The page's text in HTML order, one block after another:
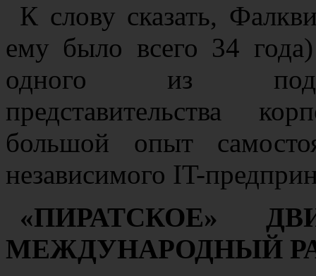
К слову сказать,
ему было всего 34
одного из
представительства
большой опыт
независимого IT-
«ПИРАТСКОЕ»
МЕЖДУНАРОДНЫЙ